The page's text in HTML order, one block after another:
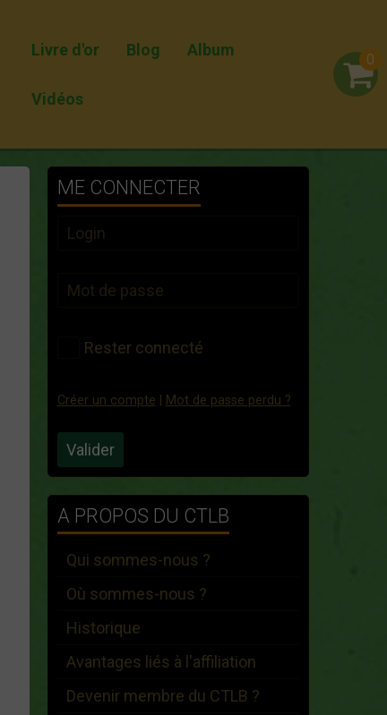
Livre d'or Blog Album
Vidéos
0
ME CONNECTER
Rester connecté
Créer un compte Mot de passe perdu ?
Valider
A PROPOS DU CTLB
Qui sommes-nous ?
Où sommes-nous ?
Historique
Avantages liés à l'affiliation
Devenir membre du CTLB ?